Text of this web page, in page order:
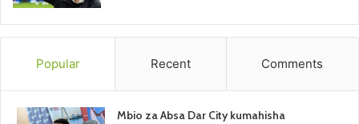
Popular Recent Comments
Mbio za Absa Dar City kumahisha